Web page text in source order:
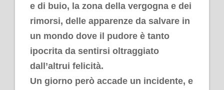
e di buio, la zona della vergogna e dei
rimorsi, delle apparenze da salvare in
un mondo dove il pudore è tanto
ipocrita da sentirsi oltraggiato
dall’altrui felicità.
Un giorno però accade un incidente, e